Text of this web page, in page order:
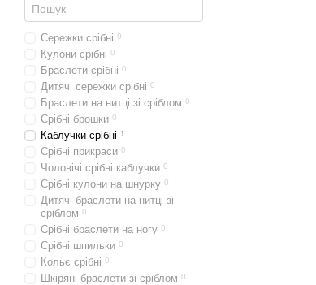
Сережки срібні 0
Кулони срібні 0
Браслети срібні 0
Дитячі сережки срібні 0
Браслети на нитці зі сріблом 0
Срібні брошки 0
Каблучки срібні 1
Срібні прикраси 0
Чоловічі срібні каблучки 0
Срібні кулони на шнурку 0
Дитячі браслети на нитці зі
сріблом 0
Срібні браслети на ногу 0
Срібні шпильки 0
Кольє срібні 0
Шкіряні браслети зі сріблом 0